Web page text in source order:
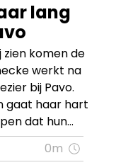
lang
komen de
werkt na
bij Pavo.
gaat haar hart
dat hun
voelen”,
medewerker
0m